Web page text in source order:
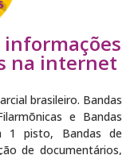
na internet
brasileiro. Bandas
e Bandas
1 pisto, Bandas de
de documentários,